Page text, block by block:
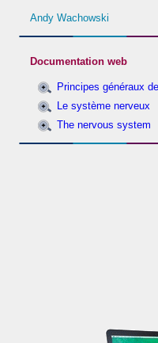
Andy Wachowski
Documentation web
Principes généraux
Le système nerveux
The nervous system